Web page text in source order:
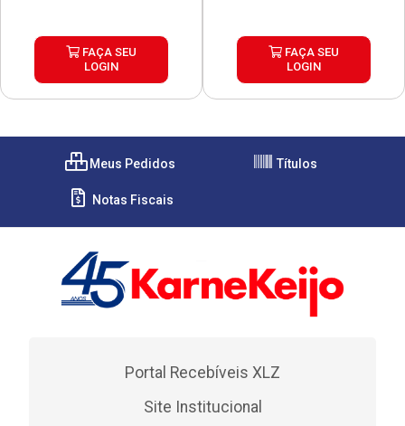
FAÇA SEU
LOGIN
FAÇA SEU
LOGIN
Meus Pedidos Títulos
Notas Fiscais
Portal Recebíveis XLZ
Site Institucional